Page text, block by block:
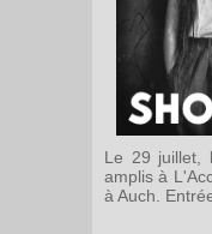
Le 29 juillet,
amplis à
à Auch.